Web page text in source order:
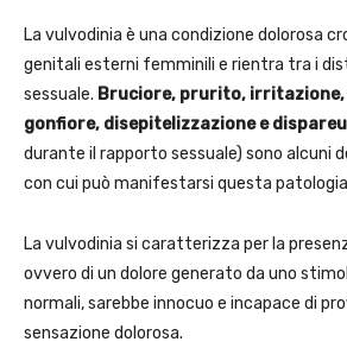
La vulvodinia è una condizione dolorosa
genitali esterni femminili e rientra tra i
sessuale. Bruciore, prurito, irritazione,
gonfiore, disepitelizzazione e
durante il rapporto sessuale) sono alcuni
con cui può manifestarsi questa
La vulvodinia si caratterizza per la
ovvero di un dolore generato da uno
normali, sarebbe innocuo e incapace di
sensazione dolorosa.